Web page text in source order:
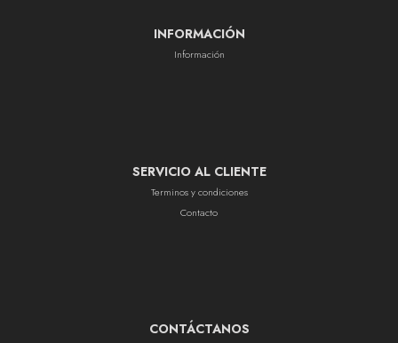
INFORMACIÓN
Información
SERVICIO AL CLIENTE
Terminos y condiciones
Contacto
CONTÁCTANOS